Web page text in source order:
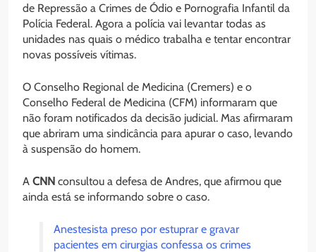
de Repressão a Crimes de Ódio e Pornografia Infantil da
Polícia Federal. Agora a polícia vai levantar todas as
unidades nas quais o médico trabalha e tentar encontrar
novas possíveis vítimas.
O Conselho Regional de Medicina (Cremers) e o
Conselho Federal de Medicina (CFM) informaram que
não foram notificados da decisão judicial. Mas afirmaram
que abriram uma sindicância para apurar o caso, levando
à suspensão do homem.
A CNN consultou a defesa de Andres, que afirmou que
ainda está se informando sobre o caso.
Anestesista preso por estuprar e gravar
pacientes em cirurgias confessa os crimes